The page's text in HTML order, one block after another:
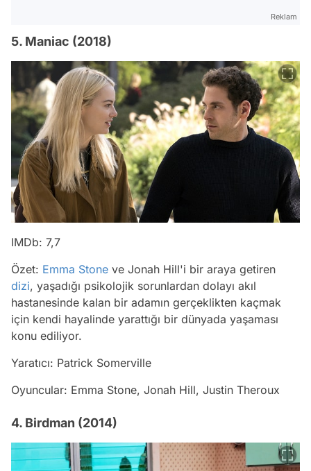
Reklam
5. Maniac (2018)
IMDb: 7,7
Özet: Emma Stone ve Jonah Hill'i bir araya getiren
dizi, yaşadığı psikolojik sorunlardan dolayı akıl
hastanesinde kalan bir adamın gerçeklikten kaçmak
için kendi hayalinde yarattığı bir dünyada yaşaması
konu ediliyor.
Yaratıcı: Patrick Somerville
Oyuncular: Emma Stone, Jonah Hill, Justin Theroux
4. Birdman (2014)